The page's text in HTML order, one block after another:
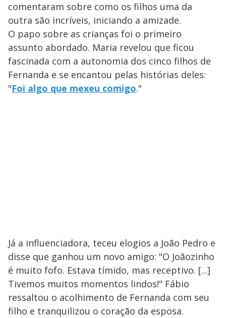
comentaram sobre como os filhos uma da
outra são incríveis, iniciando a amizade.
O papo sobre as crianças foi o primeiro
assunto abordado. Maria revelou que ficou
fascinada com a autonomia dos cinco filhos de
Fernanda e se encantou pelas histórias deles:
"Foi algo que mexeu comigo."
Já a influenciadora, teceu elogios a João Pedro e
disse que ganhou um novo amigo: "O Joãozinho
é muito fofo. Estava tímido, mas receptivo. [...]
Tivemos muitos momentos lindos!" Fábio
ressaltou o acolhimento de Fernanda com seu
filho e tranquilizou o coração da esposa.